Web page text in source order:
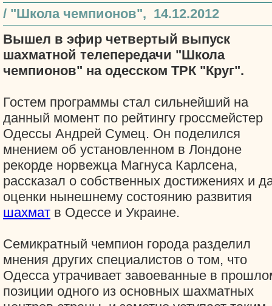
/ "Школа чемпионов", 14.12.2012
Вышел в эфир четвертый выпуск
шахматной телепередачи "Школа
чемпионов" на одесском ТРК "Круг".
Гостем программы стал сильнейший на
данный момент по рейтингу гроссмейстер
Одессы Андрей Сумец. Он поделился
мнением об установленном в Лондоне
рекорде норвежца Магнуса Карлсена,
рассказал о собственных достижениях и
оценки нынешнему состоянию развития
шахмат в Одессе и Украине.
Семикратный чемпион города разделил
мнения других специалистов о том, что
Одесса утрачивает завоеванные в
позиции одного из основных шахматных